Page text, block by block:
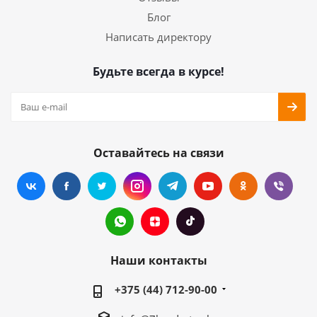
Блог
Написать директору
Будьте всегда в курсе!
Оставайтесь на связи
Наши контакты
+375 (44) 712-90-00